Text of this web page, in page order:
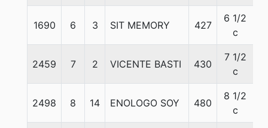
1690 6 3 SIT MEMORY 427
6 1/2
c
2459 7 2 VICENTE BASTI 430
7 1/2
c
2498 8 14 ENOLOGO SOY 480
8 1/2
c